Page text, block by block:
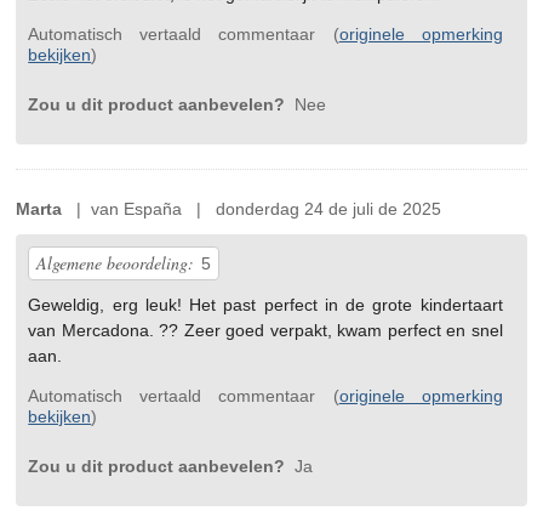
Automatisch vertaald commentaar (originele opmerking
bekijken)
Zou u dit product aanbevelen? Nee
Marta | van España | donderdag 24 de juli de 2025
Algemene beoordeling: 5
Geweldig, erg leuk! Het past perfect in de grote kindertaart
van Mercadona. ?? Zeer goed verpakt, kwam perfect en snel
aan.
Automatisch vertaald commentaar (originele opmerking
bekijken)
Zou u dit product aanbevelen? Ja